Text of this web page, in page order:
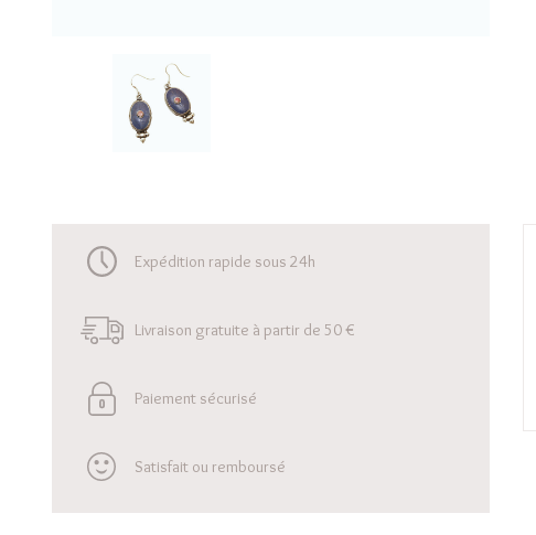
Expédition rapide sous 24h
Livraison gratuite à partir de 50 €
Paiement sécurisé
Satisfait ou remboursé